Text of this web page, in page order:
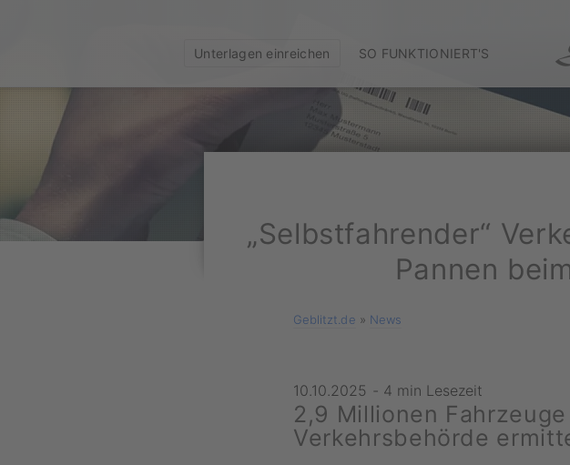
Unterlagen einreichen SO FUNKTIONIERT'S
„Selbstfahrender“
Pannen
Geblitzt.de » News
10.10.2025 - 4 min Lesezeit
2,9 Millionen
Verkehrsbehörde